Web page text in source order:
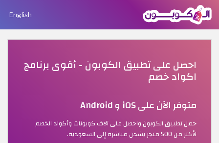
English
احصل على تطبيق الكوبون - أقوى برنامج
اكواد خصم
متوفر الآن على iOS و Android
حمل تطبيق الكوبون واحصل على آلاف كوبونات وأكواد الخصم
لأكثر من 500 متجر يشحن مباشرة إلى السعودية.